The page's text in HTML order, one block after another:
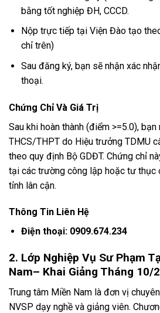
bằng tốt nghiệp ĐH, CCCD.
Nộp trực tiếp tại Viện Đào tạo
chỉ trên)
Sau đăng ký, bạn sẽ nhận xác
thoại.
Chứng Chỉ Và Giá Trị
Sau khi hoàn thành (điểm >=5.0),
THCS/THPT do Hiệu trưởng TDMU
theo quy định Bộ GDĐT. Chứng chỉ
tại các trường công lập hoặc tư thục
tỉnh lân cận.
Thông Tin Liên Hệ
Điện thoại: 0909.674.234
2. Lớp Nghiệp Vụ Sư Phạm
Nam– Khai Giảng Tháng 10/
Trung tâm Miền Nam là đơn vị
NVSP dạy nghề và giảng viên.